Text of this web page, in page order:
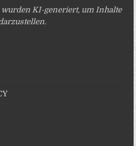
KI-generiert, um Inhalte